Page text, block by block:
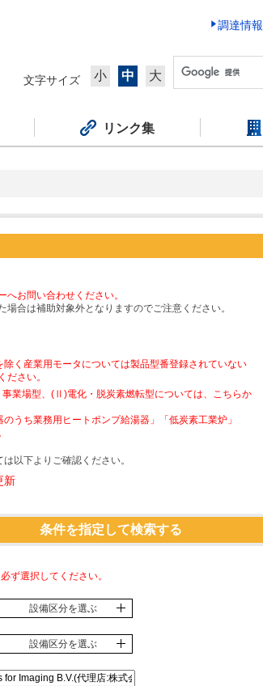
調達情報
文字サイズ 小 中 大
リンク集
お問い合わせください。
合は補助対象外となりますのでご注意ください。
く産業用モータについては製品型番登録されていない
さい。
業場型、(Ⅱ)電化・脱炭素燃転型については、こちらか
うち業務用ヒートポンプ給湯器」「低炭素工業炉」
以下よりご確認ください。
条件を指定して検索する
ず選択してください。
設備区分を選ぶ
設備区分を選ぶ